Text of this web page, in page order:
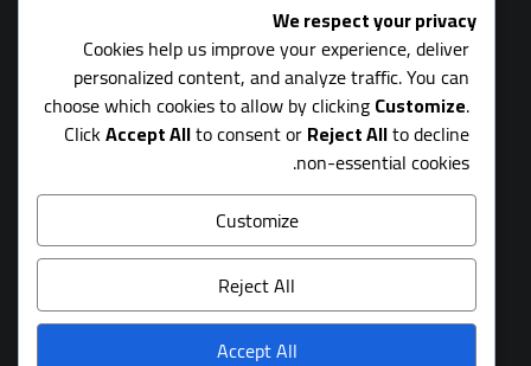
التسويق والإعلان
خدمات ما بعد التأسيس
المحاسبة القانونية
جميع الحقوق محفوظة لشركة سيلا المتقدمة المحدودة - 2026
الشروط والأحكام
We respect your privacy
Cookies help us improve your experience, deliver
personalized content, and analyze traffic. You can
choose which cookies to allow by clickingCustomize.
ClickAccept Allto consent orReject Allto decline
non-essential cookies.
Customize
Reject All
Accept All